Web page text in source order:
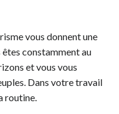
vous donnent une
constamment au
et vous vous
Dans votre travail
routine.